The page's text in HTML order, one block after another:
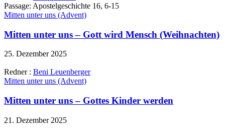
Passage: Apostelgeschichte 16, 6-15
Mitten unter uns (Advent)
Mitten unter uns – Gott wird Mensch (Weihnachten)
25. Dezember 2025
Redner : Beni Leuenberger
Mitten unter uns (Advent)
Mitten unter uns – Gottes Kinder werden
21. Dezember 2025